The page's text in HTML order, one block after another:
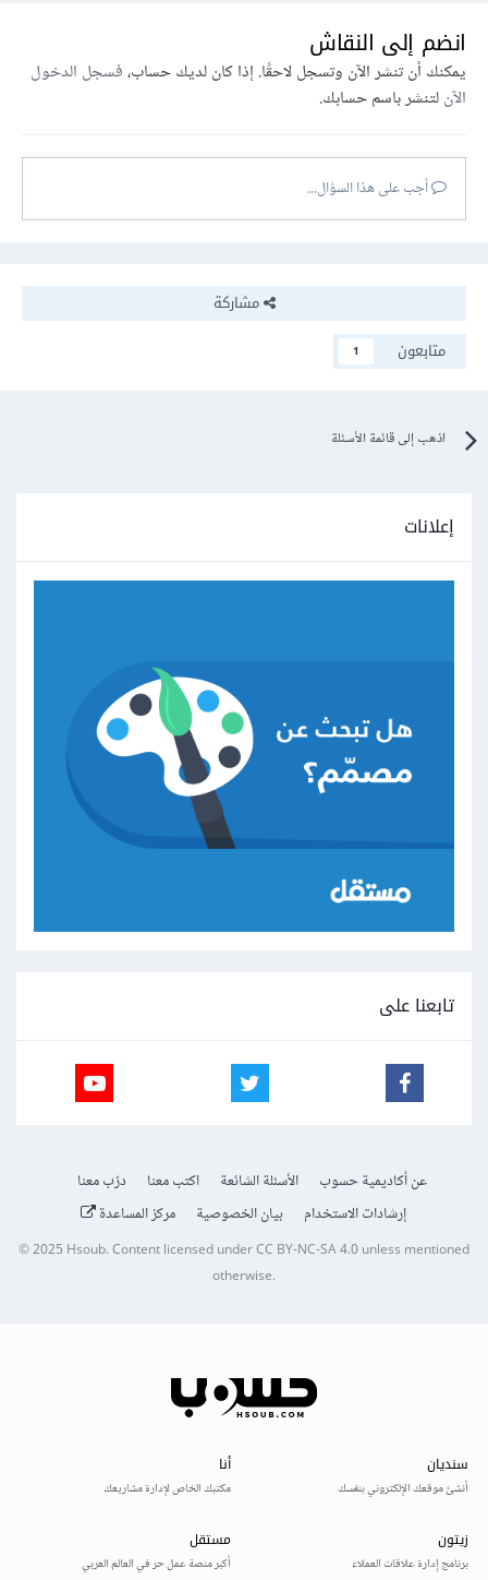
انضم إلى النقاش
يمكنك أن تنشر الآن وتسجل لاحقًا. إذا كان لديك حساب،فسجل الدخول
الآنلتنشر باسم حسابك.
أجب على هذا السؤال...
مشاركة
متابعون
1
اذهب إلى قائمة الأسئلة
إعلانات
تابعنا على
عن أكاديمية حسوب الأسئلة الشائعة اكتب معنا
درّب معنا
إرشادات الاستخدام
بيان الخصوصية مركز المساعدة
© 2025Hsoub.Content licensed underCC BY-NC-SA 4.0unless mentioned
otherwise.